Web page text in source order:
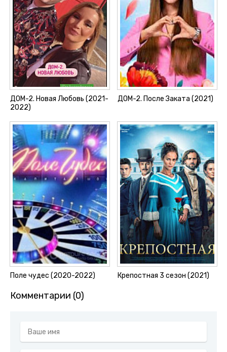
ДОМ-2. Новая Любовь (2021-
2022)
ДОМ-2. После Заката (2021)
Поле чудес (2020-2022) Крепостная 3 сезон (2021)
Комментарии (0)